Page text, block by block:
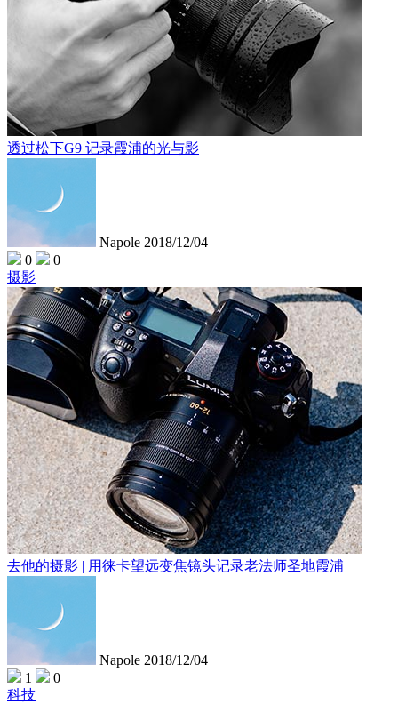
透过松下G9 记录霞浦的光与影
Napole 2018/12/04
0
0
摄影
去他的摄影 | 用徕卡望远变焦镜头记录老法师圣地霞浦
Napole 2018/12/04
1
0
科技